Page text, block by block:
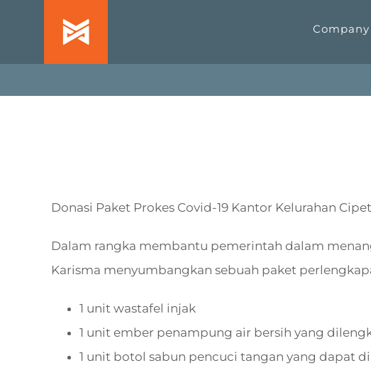
Company
Donasi Paket Prokes Covid-19 Kantor Kelurahan
Dalam rangka membantu pemerintah dalam
Karisma menyumbangkan sebuah paket
1 unit wastafel injak
1 unit ember penampung air bersih yang
1 unit botol sabun pencuci tangan yang dapat